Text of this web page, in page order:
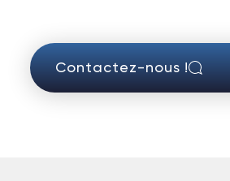
Contactez-nous !